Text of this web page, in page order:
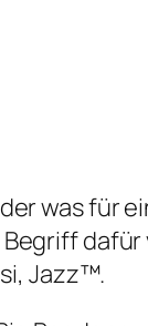
was für
Begriff
Jazz™.